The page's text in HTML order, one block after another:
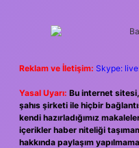
Reklam ve İletişim: Skype:
Yasal Uyarı: Bu internet
şahıs şirketi ile hiçbir
kendi hazırladığımız
içerikler haber niteliği
hakkında paylaşım